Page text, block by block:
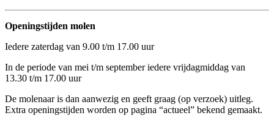
Openingstijden molen
Iedere zaterdag van 9.00 t/m 17.00 uur
In de periode van mei t/m september iedere vrijdagmiddag van
13.30 t/m 17.00 uur
De molenaar is dan aanwezig en geeft graag (op verzoek) uitleg.
Extra openingstijden worden op pagina “actueel” bekend gemaakt.